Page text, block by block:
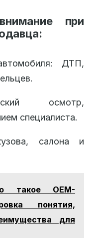
при
ДТП,
осмотр,
специалиста.
салона и
такое OEM-
понятия,
для